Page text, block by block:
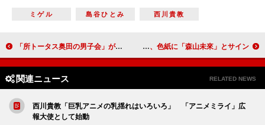
ミゲル 島谷ひとみ 西川貴教
「所トータス奥田の男子会」が復活 「２人の歌も聞けて楽しかった」と所 阿部サダヲ、ビール片手に映画のＰＲ 細川監督、色紙に「森山未來」とサイン？
関連ニュース RELATED NEWS
西川貴教「巨乳アニメの乳揺れはいろいろ」 「アニメミライ」広
報大使として始動